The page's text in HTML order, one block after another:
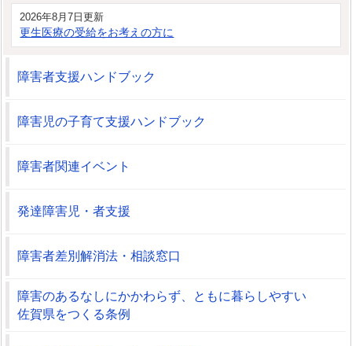
2026年8月7日更新
更生医療の受給をお考えの方に
障害者支援ハンドブック
障害児の子育て支援ハンドブック
障害者関連イベント
発達障害児・者支援
障害者差別解消法・相談窓口
障害のあるなしにかかわらず、ともに暮らしやすい
佐賀県をつくる条例